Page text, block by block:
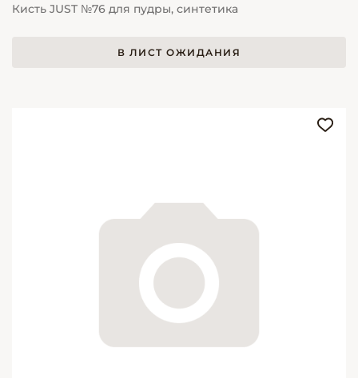
Кисть JUST №76 для пудры, синтетика
В ЛИСТ ОЖИДАНИЯ